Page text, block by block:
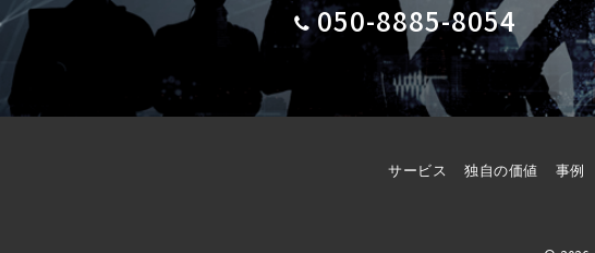
050-8885-8054
サービス 独自の価値 事例